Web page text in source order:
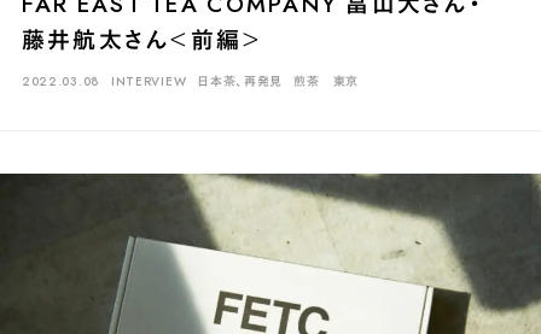
白茶 烏龍茶 ミルクティー
群馬 茨城 栃木
鹿児島
藤井航太さん＜前編＞
2022.03.08 INTERVIEW 日本茶、再発見 煎茶 東京